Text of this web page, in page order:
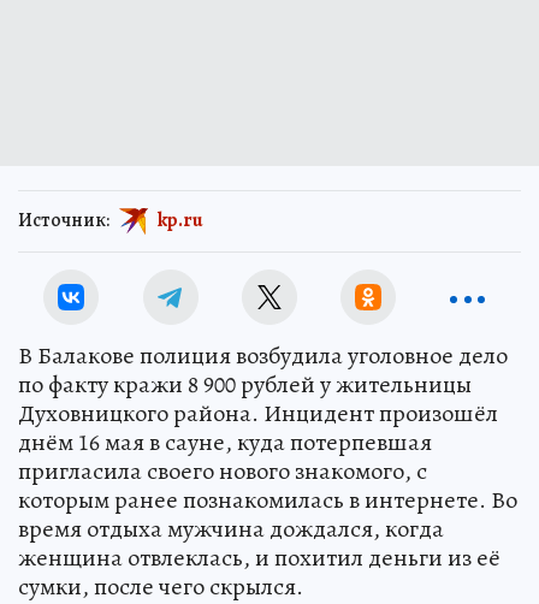
Источник: kp.ru
В Балакове полиция возбудила уголовное дело
по факту кражи 8 900 рублей у жительницы
Духовницкого района. Инцидент произошёл
днём 16 мая в сауне, куда потерпевшая
пригласила своего нового знакомого, с
которым ранее познакомилась в интернете. Во
время отдыха мужчина дождался, когда
женщина отвлеклась, и похитил деньги из её
сумки, после чего скрылся.